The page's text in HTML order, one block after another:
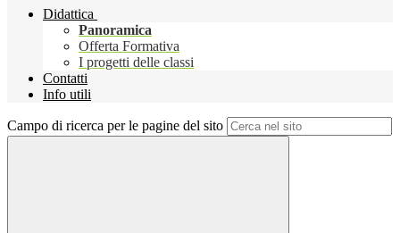
Didattica
Panoramica
Offerta Formativa
I progetti delle classi
Contatti
Info utili
Campo di ricerca per le pagine del sito